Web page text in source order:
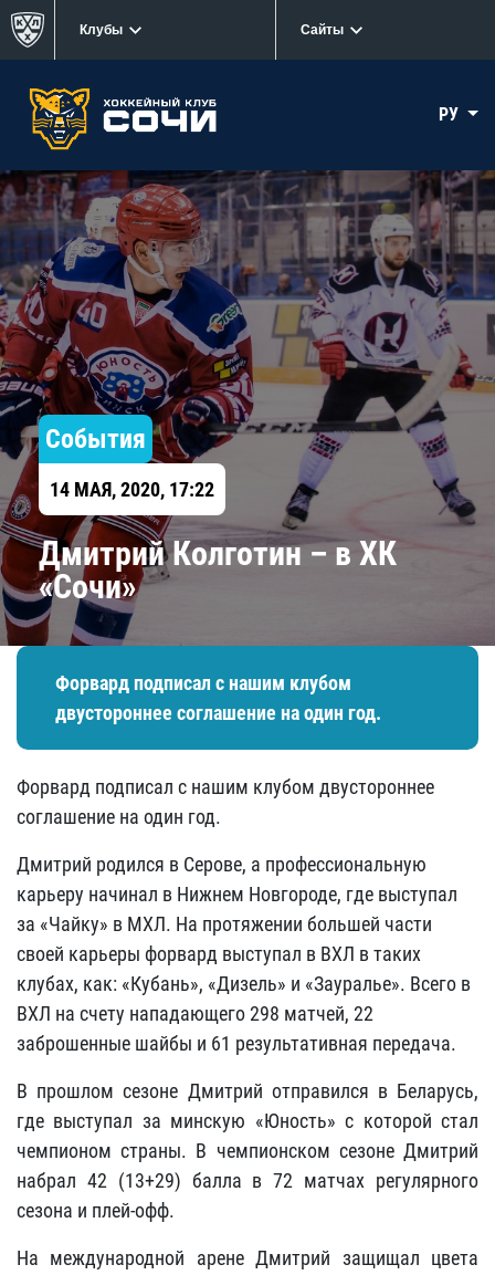
Клубы Сайты
РУ
События
14 МАЯ, 2020, 17:22
​Дмитрий Колготин – в ХК
«Сочи»
Форвард подписал с нашим клубом
двустороннее соглашение на один год.
Форвард подписал с нашим клубом двустороннее
соглашение на один год.
Дмитрий родился в Серове, а профессиональную
карьеру начинал в Нижнем Новгороде, где выступал
за «Чайку» в МХЛ. На протяжении большей части
своей карьеры форвард выступал в ВХЛ в таких
клубах, как: «Кубань», «Дизель» и «Зауралье». Всего в
ВХЛ на счету нападающего 298 матчей, 22
заброшенные шайбы и 61 результативная передача.
В прошлом сезоне Дмитрий отправился в Беларусь,
где выступал за минскую «Юность» с которой стал
чемпионом страны. В чемпионском сезоне Дмитрий
набрал 42 (13+29) балла в 72 матчах регулярного
сезона и плей-офф.
На международной арене Дмитрий защищал цвета